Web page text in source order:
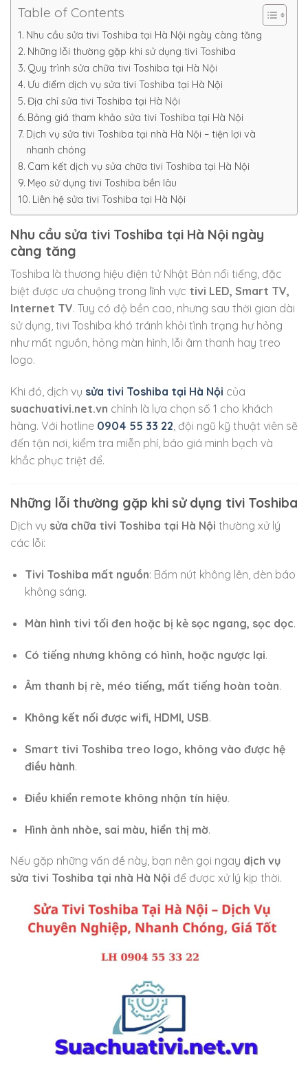
Table of Contents
Nhu cầu sửa tivi Toshiba tại Hà Nội ngày càng tăng
Những lỗi thường gặp khi sử dụng tivi Toshiba
Quy trình sửa chữa tivi Toshiba tại Hà Nội
Ưu điểm dịch vụ sửa tivi Toshiba tại Hà Nội
Địa chỉ sửa tivi Toshiba tại Hà Nội
Bảng giá tham khảo sửa tivi Toshiba tại Hà Nội
Dịch vụ sửa tivi Toshiba tại nhà Hà Nội – tiện lợi và
nhanh chóng
Cam kết dịch vụ sửa chữa tivi Toshiba tại Hà Nội
Mẹo sử dụng tivi Toshiba bền lâu
Liên hệ sửa tivi Toshiba tại Hà Nội
Nhu cầu sửa tivi Toshiba tại Hà Nội ngày
càng tăng
Toshiba là thương hiệu điện tử Nhật Bản nổi tiếng, đặc
biệt được ưa chuộng trong lĩnh vực tivi LED, Smart TV,
Internet TV. Tuy có độ bền cao, nhưng sau thời gian dài
sử dụng, tivi Toshiba khó tránh khỏi tình trạng hư hỏng
như mất nguồn, hỏng màn hình, lỗi âm thanh hay treo
logo.
Khi đó, dịch vụ sửa tivi Toshiba tại Hà Nội của
suachuativi.net.vn chính là lựa chọn số 1 cho khách
hàng. Với hotline 0904 55 33 22 , đội ngũ kỹ thuật viên sẽ
đến tận nơi, kiểm tra miễn phí, báo giá minh bạch và
khắc phục triệt để.
Những lỗi thường gặp khi sử dụng tivi Toshiba
Dịch vụ sửa chữa tivi Toshiba tại Hà Nội thường xử lý
các lỗi:
Tivi Toshiba mất nguồn: Bấm nút không lên, đèn báo
không sáng.
Màn hình tivi tối đen hoặc bị kẻ sọc ngang, sọc dọc.
Có tiếng nhưng không có hình, hoặc ngược lại.
Âm thanh bị rè, méo tiếng, mất tiếng hoàn toàn.
Không kết nối được wifi, HDMI, USB.
Smart tivi Toshiba treo logo, không vào được hệ
điều hành.
Điều khiển remote không nhận tín hiệu.
Hình ảnh nhòe, sai màu, hiển thị mờ.
Nếu gặp những vấn đề này, bạn nên gọi ngay dịch vụ
sửa tivi Toshiba tại nhà Hà Nội để được xử lý kịp thời.